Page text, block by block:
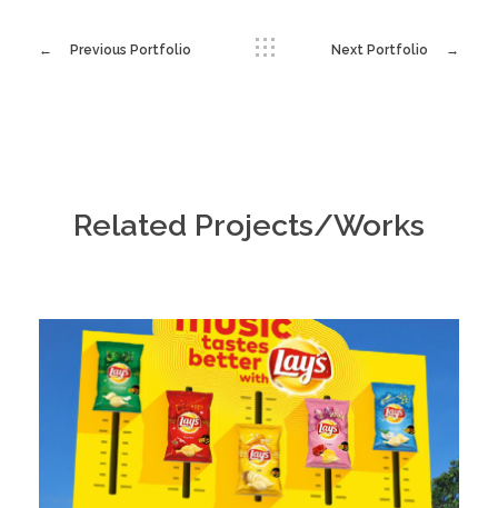
Previous Portfolio Next Portfolio
Related Projects/Works